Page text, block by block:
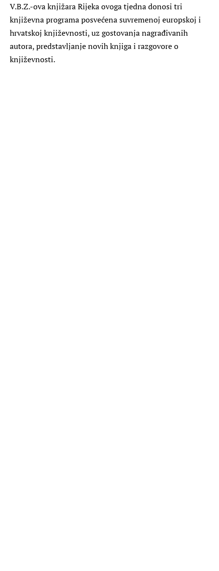
V.B.Z.-ova knjižara Rijeka ovoga tjedna donosi tri
književna programa posvećena suvremenoj europskoj i
hrvatskoj književnosti, uz gostovanja nagrađivanih
autora, predstavljanje novih knjiga i razgovore o
književnosti.